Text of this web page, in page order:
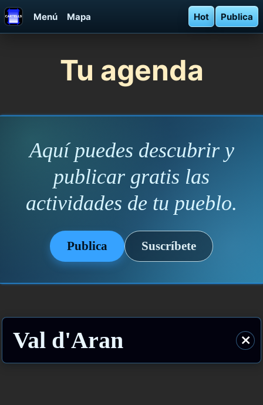
Menú Mapa Hot Publica
Tu agenda
Aquí puedes descubrir y
publicar gratis las
actividades de tu pueblo.
Publica Suscríbete
Val d'Aran ⨯